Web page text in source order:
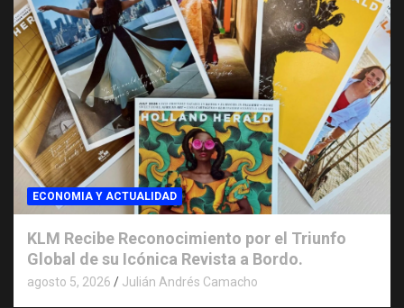
ECONOMIA Y ACTUALIDAD
KLM Recibe Reconocimiento por el Triunfo
Global de su Icónica Revista a Bordo.
agosto 5, 2026 Julián Andrés Camacho